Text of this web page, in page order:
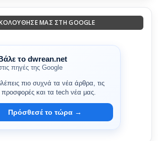
ΜΑΣ ΣΤΗ GOOGLE
το dwrean.net
πηγές της Google
πιο συχνά τα νέα άρθρα, τις
και τα tech νέα μας.
Πρόσθεσέ το τώρα →